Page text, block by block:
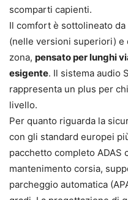
scomparti capienti.
Il comfort è sottolineato
(nelle versioni superiori) e
zona, pensato per lunghi
esigente. Il sistema audio
rappresenta un plus per
livello.
Per quanto riguarda la
con gli standard europei
pacchetto completo ADAS
mantenimento corsia,
parcheggio automatica